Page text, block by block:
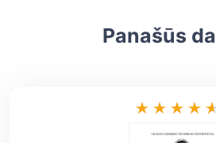
Panašūs